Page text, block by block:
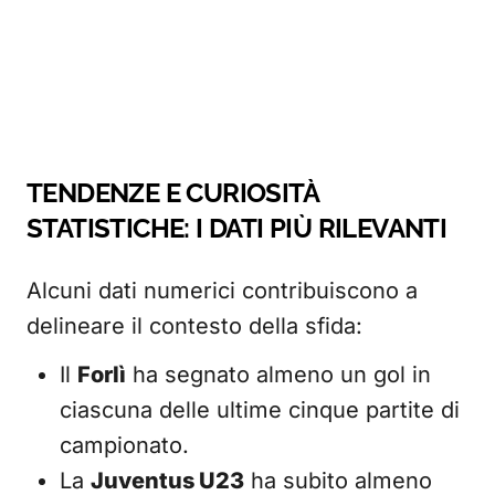
TENDENZE E CURIOSITÀ
STATISTICHE: I DATI PIÙ RILEVANTI
Alcuni dati numerici contribuiscono a
delineare il contesto della sfida:
Il Forlì ha segnato almeno un gol in
ciascuna delle ultime cinque partite di
campionato.
La Juventus U23 ha subito almeno